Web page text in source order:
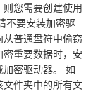
您需要创建使用
不要安装加密驱
普通盘符中偷窃
重要数据时，安
密驱动器。 如
件夹中的所有文